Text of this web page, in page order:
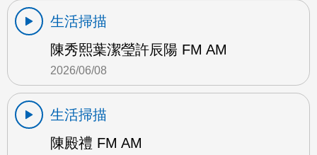
生活掃描
陳秀熙葉潔瑩許辰陽 FM AM
2026/06/08
生活掃描
陳殿禮 FM AM